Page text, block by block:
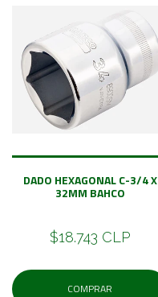
DADO HEXAGONAL C-3/4 X
32MM BAHCO
$18.743 CLP
COMPRAR